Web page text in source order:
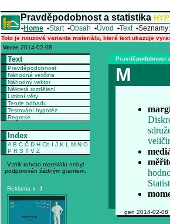
Pravděpodobnost a statistika
•Home •Start •Obsah •Úvod •Text •Seznamy:
Toto je nouzová varianta materiálu, která text ukazuje
Verze 2014-02-08
Text
Pravděpodobnost
Náhodná veličina
Náhodný vektor
Některá rozdělení
Limitní věty
Teorie odhadu
Testování hypotéz
Regrese
Index
A B C Č D H Ch I J K L M N O
P R S T V Z
Vznik tohoto materiálu nebyl
podporován žádným grantem.
Reklama :-)
Pravděpodobnost
M
gen 2014-02-08